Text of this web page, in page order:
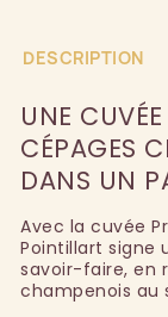
DESCRIPTION
UNE
CÉPAGES
DANS UN
Avec la cuvée
Pointillart signe
savoir-faire, en
champenois au